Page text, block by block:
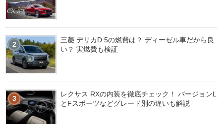
2
三菱 デリカD:5の燃費は？ ディーゼル車だから良
い？ 実燃費も検証
3
レクサス RXの内装を徹底チェック！ バージョンL
とFスポーツなどグレード別の違いも解説